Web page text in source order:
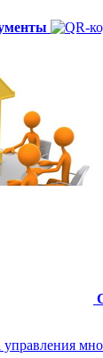
управления